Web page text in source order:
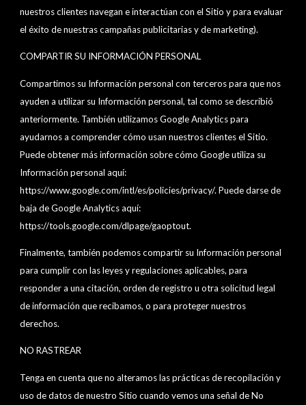
nuestros clientes navegan e interactúan con el Sitio y para evaluar
el éxito de nuestras campañas publicitarias y de marketing).
COMPARTIR SU INFORMACIÓN PERSONAL
Compartimos su Información personal con terceros para que nos
ayuden a utilizar su Información personal, tal como se describió
anteriormente. También utilizamos Google Analytics para
ayudarnos a comprender cómo usan nuestros clientes el Sitio.
Puede obtener más información sobre cómo Google utiliza su
Información personal aquí:
https://www.google.com/intl/es/policies/privacy/. Puede darse de
baja de Google Analytics aquí:
https://tools.google.com/dlpage/gaoptout.
Finalmente, también podemos compartir su Información personal
para cumplir con las leyes y regulaciones aplicables, para
responder a una citación, orden de registro u otra solicitud legal
de información que recibamos, o para proteger nuestros
derechos.
NO RASTREAR
Tenga en cuenta que no alteramos las prácticas de recopilación y
uso de datos de nuestro Sitio cuando vemos una señal de No